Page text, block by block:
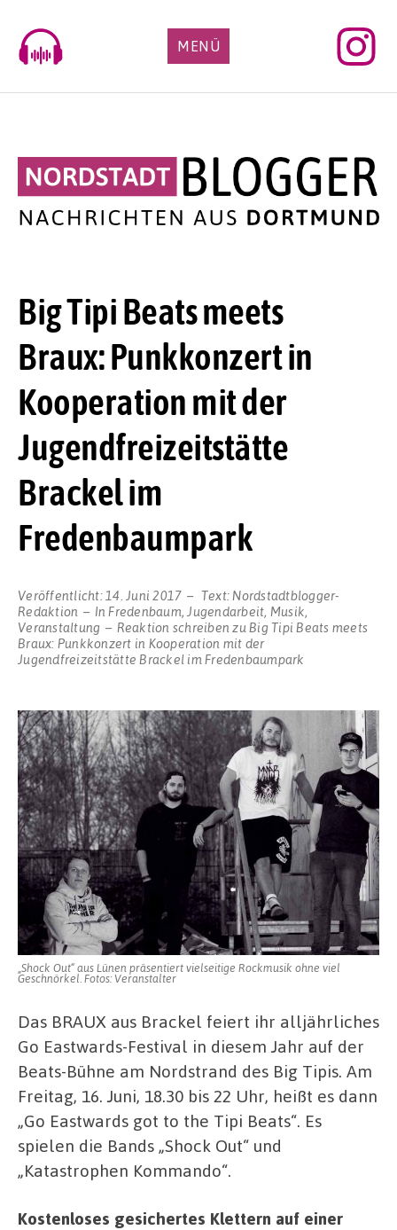
content
MENÜ
Big Tipi Beats meets
Braux: Punkkonzert in
Kooperation mit der
Jugendfreizeitstätte
Brackel im
Fredenbaumpark
Veröffentlicht: 14. Juni 2017 Text: Nordstadtblogger-
Redaktion
InFredenbaum, Jugendarbeit, Musik,
Veranstaltung
Reaktion schreiben zu Big Tipi Beats meets
Braux: Punkkonzert in Kooperation mit der
Jugendfreizeitstätte Brackel im Fredenbaumpark
„Shock Out“ aus Lünen präsentiert vielseitige Rockmusik ohne viel
Geschnörkel. Fotos: Veranstalter
Das BRAUX aus Brackel feiert ihr alljährliches
Go Eastwards-Festival in diesem Jahr auf der
Beats-Bühne am Nordstrand des Big Tipis. Am
Freitag, 16. Juni, 18.30 bis 22 Uhr, heißt es dann
„Go Eastwards got to the Tipi Beats“. Es
spielen die Bands „Shock Out“ und
„Katastrophen Kommando“.
Kostenloses gesichertes Klettern auf einer